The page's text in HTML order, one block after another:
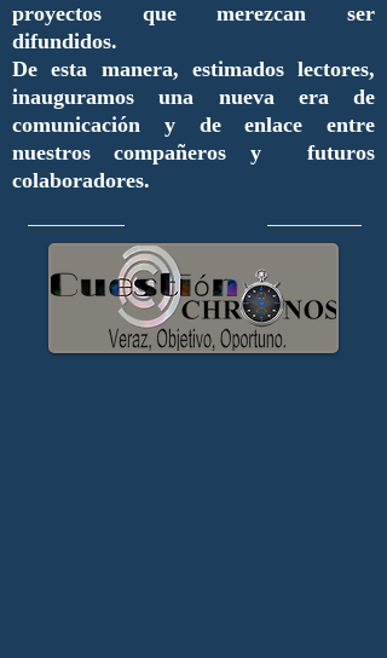
proyectos que merezcan ser
difundidos.
De esta manera, estimados lectores,
inauguramos una nueva era de
comunicación y de enlace entre
nuestros compañeros y futuros
colaboradores.